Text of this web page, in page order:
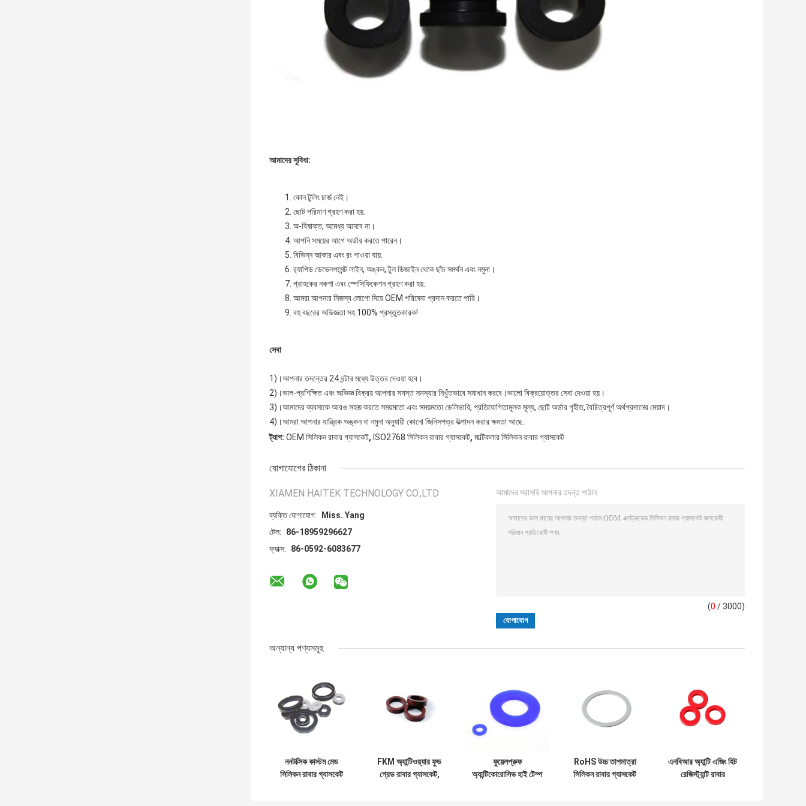
আমাদের সুবিধা:
কোন টুলিং চার্জ নেই।
ছোট পরিমাণ গ্রহণ করা হয়.
অ-বিষাক্ত, অমেধ্য আনবে না।
আপনি সময়ের আগে অর্ডার করতে পারেন।
বিভিন্ন আকার এবং রং পাওয়া যায়.
র‍্যাপিড ডেভেলপমেন্ট লাইন, অঙ্কন, টুল ডিজাইন থেকে ছাঁচ সমর্থন এবং নমুনা।
গ্রাহকের নকশা এবং স্পেসিফিকেশন গ্রহণ করা হয়.
আমরা আপনার নিজস্ব লোগো দিয়ে OEM পরিষেবা প্রদান করতে পারি।
বহু বছরের অভিজ্ঞতা সহ 100% প্রস্তুতকারক!
সেবা
1)।আপনার তদন্তের 24 ঘন্টার মধ্যে উত্তর দেওয়া হবে।
2)।ভাল-প্রশিক্ষিত এবং অভিজ্ঞ বিক্রয় আপনার সমস্ত সমস্যার নিখুঁতভাবে সমাধান করবে।ভালো বিক্রয়োত্তর সেবা দেওয়া হয়।
3)।আমাদের ব্যবসাকে আরও সহজ করতে সময়মতো এবং সময়মতো ডেলিভারি, প্রতিযোগিতামূলক মূল্য, ছোট অর্ডার গৃহীত, বৈচিত্রপূর্ণ অর্থপ্রদানের মেয়াদ।
4)।আমরা আপনার যান্ত্রিক অঙ্কন বা নমুনা অনুযায়ী কোনো জিনিসপত্র উত্পাদন করার ক্ষমতা আছে.
ট্যাগ: OEM সিলিকন রাবার গ্যাসকেট, ISO2768 সিলিকন রাবার গ্যাসকেট, মাল্টিকলার সিলিকন রাবার গ্যাসকেট
যোগাযোগের ঠিকানা
XIAMEN HAITEK TECHNOLOGY CO.,LTD
ব্যক্তি যোগাযোগ:
Miss. Yang
টেল:
86-18959296627
ফ্যাক্স:
86-0592-6083677
আমাদের সরাসরি আপনার তদন্ত পাঠান
(0 / 3000)
অন্যান্য পণ্যসমূহ
ননটক্সিক কাস্টম মেড
সিলিকন রাবার গ্যাসকেট
FKM অ্যান্টিওয়্যার ফুড
গ্রেড রাবার গ্যাসকেট,
ফুয়েলপ্রুফ
অ্যান্টিকোরোসিভ হাই টেম্প
RoHS উচ্চ তাপমাত্রা
সিলিকন রাবার গ্যাসকেট
এনবিআর অ্যান্টি এজিং হিট
রেজিস্ট্যান্ট রাবার